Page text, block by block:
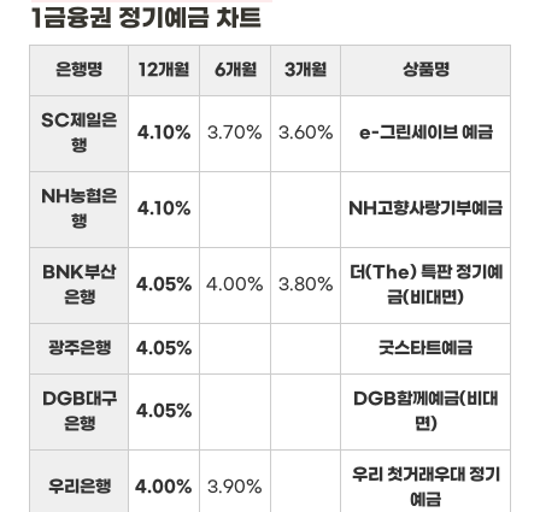
1금융권 정기예금 차트
은행명 12개월 6개월 3개월 상품명
SC제일은
행
4.10% 3.70% 3.60% e-그린세이브 예금
NH농협은
행
4.10% NH고향사랑기부예금
BNK부산
은행
4.05% 4.00% 3.80%
더(The) 특판 정기예
금(비대면)
광주은행 4.05% 굿스타트예금
DGB대구
은행
4.05%
DGB함께예금(비대
면)
우리은행 4.00% 3.90%
우리 첫거래우대 정기
예금